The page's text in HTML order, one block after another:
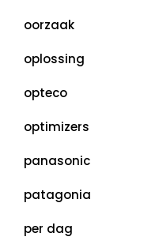
oorzaak
oplossing
opteco
optimizers
panasonic
patagonia
per dag